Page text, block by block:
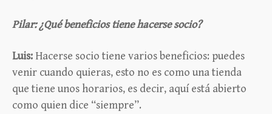
Pilar: ¿Qué beneficios tiene hacerse socio?
Luis: Hacerse socio tiene varios beneficios: puedes
venir cuando quieras, esto no es como una tienda
que tiene unos horarios, es decir, aquí está abierto
como quien dice “siempre”.